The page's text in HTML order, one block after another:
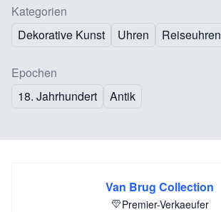
Kategorien
Dekorative Kunst
Uhren Reiseuhren
Epochen
18. Jahrhundert
Antik
Van Brug Collection
Premier-Verkaeufer